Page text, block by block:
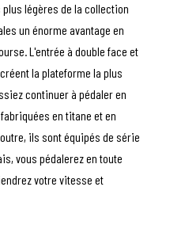
plus légères de la collection
un énorme avantage en
L'entrée à double face et
la plateforme la plus
continuer à pédaler en
en titane et en
ils sont équipés de série
vous pédalerez en toute
votre vitesse et